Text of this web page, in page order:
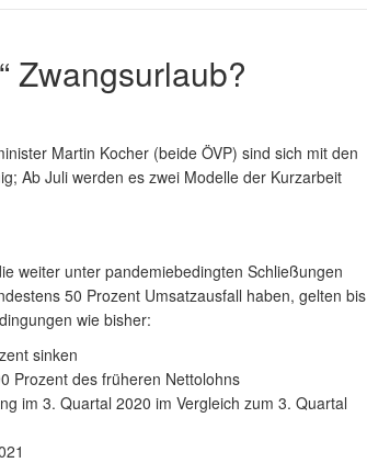
Zwangsurlaub?
Martin Kocher (beide ÖVP) sind sich mit den
Ab Juli werden es zwei Modelle der Kurzarbeit
weiter unter pandemiebedingten Schließungen
50 Prozent Umsatzausfall haben, gelten bis
wie bisher:
sinken
Prozent des früheren Nettolohns
im 3. Quartal 2020 im Vergleich zum 3. Quartal